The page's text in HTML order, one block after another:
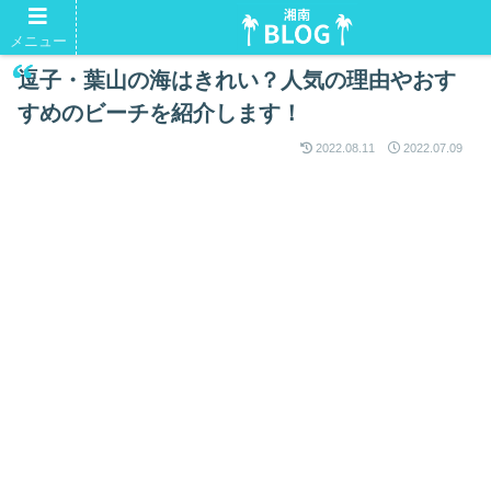
湘南Tシャツ。よかったらいかがですか？
逗子・葉山の海はきれい？人気の理由やおす
すめのビーチを紹介します！
2022.08.11 2022.07.09
メニュー